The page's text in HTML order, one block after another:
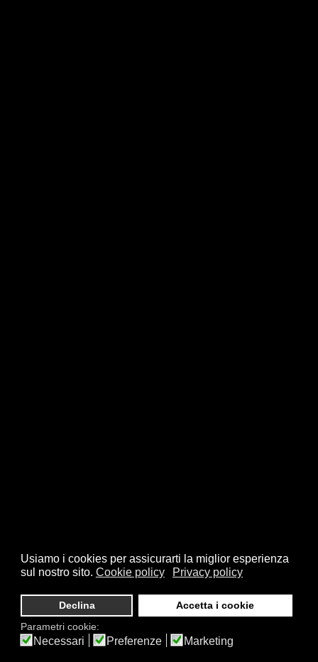
Usiamo i cookies per assicurarti la miglior esperienza
sul nostro sito. Cookie policy Privacy policy
Declina
Accetta i cookie
Parametri cookie:
Necessari Preferenze Marketing